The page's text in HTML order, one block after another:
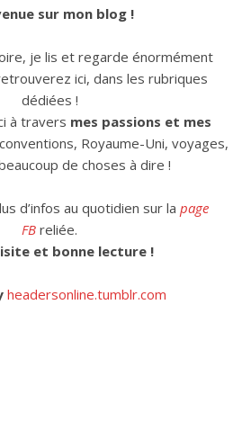
sur mon blog !
je lis et regarde énormément
ici, dans les rubriques
dédiées !
à travers mes passions et mes
Royaume-Uni, voyages,
de choses à dire !
d’infos au quotidien sur la page
FB reliée.
et bonne lecture !
headersonline.tumblr.com